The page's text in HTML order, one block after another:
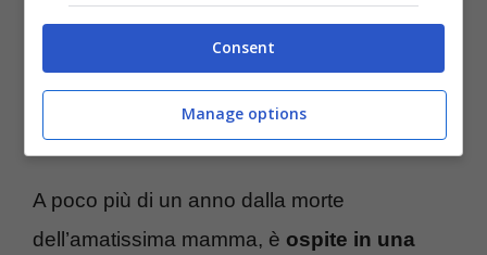
Gloria Guida, Gabriele Guidi non ha mai
nascosto di dovere molto a Johnny Dorelli,
per averlo in qualche modo sottratto da un
certo showbiz.
A poco più di un anno dalla morte
dell’amatissima mamma, è ospite in una
Consent
Manage options